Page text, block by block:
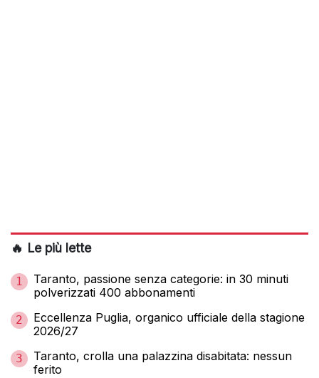
🔥 Le più lette
1
Taranto, passione senza categorie: in 30 minuti
polverizzati 400 abbonamenti
2
Eccellenza Puglia, organico ufficiale della stagione
2026/27
3
Taranto, crolla una palazzina disabitata: nessun
ferito